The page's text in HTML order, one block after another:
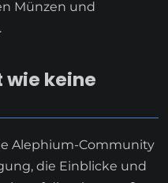
Münzen und
wie keine
Alephium-Community
die Einblicke und